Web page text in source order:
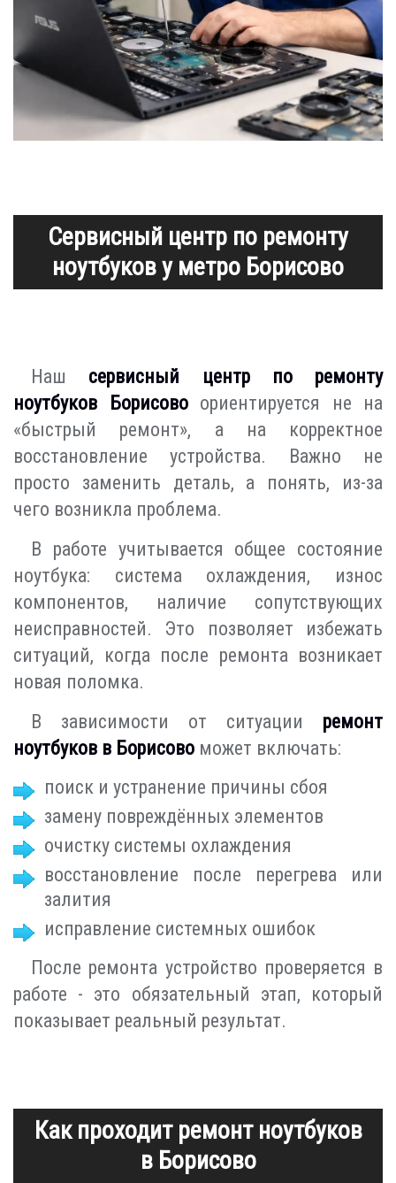
Сервисный центр по ремонту
ноутбуков у метро Борисово
Наш сервисный центр по ремонту
ноутбуков Борисовоориентируется не на
«быстрый ремонт», а на корректное
восстановление устройства. Важно не
просто заменить деталь, а понять, из-за
чего возникла проблема.
В работе учитывается общее состояние
ноутбука: система охлаждения, износ
компонентов, наличие сопутствующих
неисправностей. Это позволяет избежать
ситуаций, когда после ремонта возникает
новая поломка.
В зависимости от ситуации ремонт
ноутбуков в Борисово может включать:
поиск и устранение причины сбоя
замену повреждённых элементов
очистку системы охлаждения
восстановление после перегрева или
залития
исправление системных ошибок
После ремонта устройство проверяется в
работе - это обязательный этап, который
показывает реальный результат.
Как проходит ремонт ноутбуков
в Борисово